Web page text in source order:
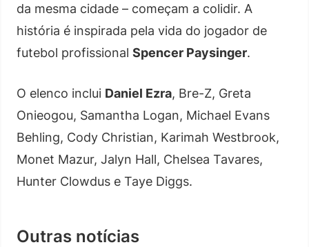
da mesma cidade – começam a colidir. A
história é inspirada pela vida do jogador de
futebol profissional Spencer Paysinger.
O elenco inclui Daniel Ezra, Bre-Z, Greta
Onieogou, Samantha Logan, Michael Evans
Behling, Cody Christian, Karimah Westbrook,
Monet Mazur, Jalyn Hall, Chelsea Tavares,
Hunter Clowdus e Taye Diggs.
Outras notícias